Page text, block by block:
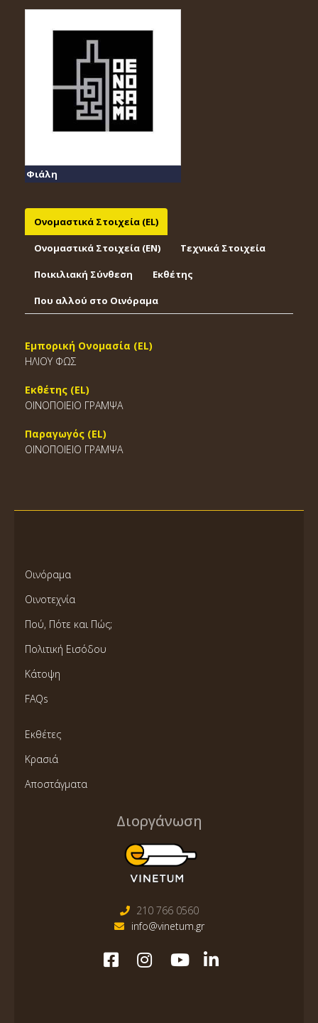
Φιάλη
Ονομαστικά Στοιχεία (EL)
Ονομαστικά Στοιχεία (EΝ) Τεχνικά Στοιχεία
Ποικιλιακή Σύνθεση Εκθέτης
Που αλλού στο Οινόραμα
Εμπορική Ονομασία (EL)
ΗΛΙΟΥ ΦΩΣ
Εκθέτης (EL)
ΟΙΝΟΠΟΙΕΙΟ ΓΡΑΜΨΑ
Παραγωγός (EL)
ΟΙΝΟΠΟΙΕΙΟ ΓΡΑΜΨΑ
Οινόραμα
Οινοτεχνία
Πού, Πότε και Πώς;
Πολιτική Εισόδου
Κάτοψη
FAQs
Εκθέτες
Κρασιά
Αποστάγματα
Διοργάνωση
210 766 0560
info@vinetum.gr